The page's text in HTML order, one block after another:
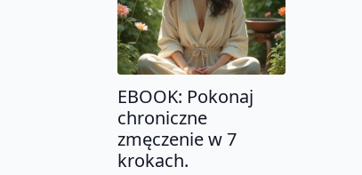
EBOOK: Pokonaj
chroniczne
zmęczenie w 7
krokach.